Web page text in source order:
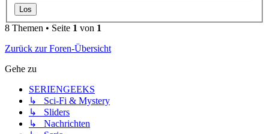
8 Themen • Seite 1 von 1
Zurück zur Foren-Übersicht
Gehe zu
SERIENGEEKS
↳ Sci-Fi & Mystery
↳ Sliders
↳ Nachrichten